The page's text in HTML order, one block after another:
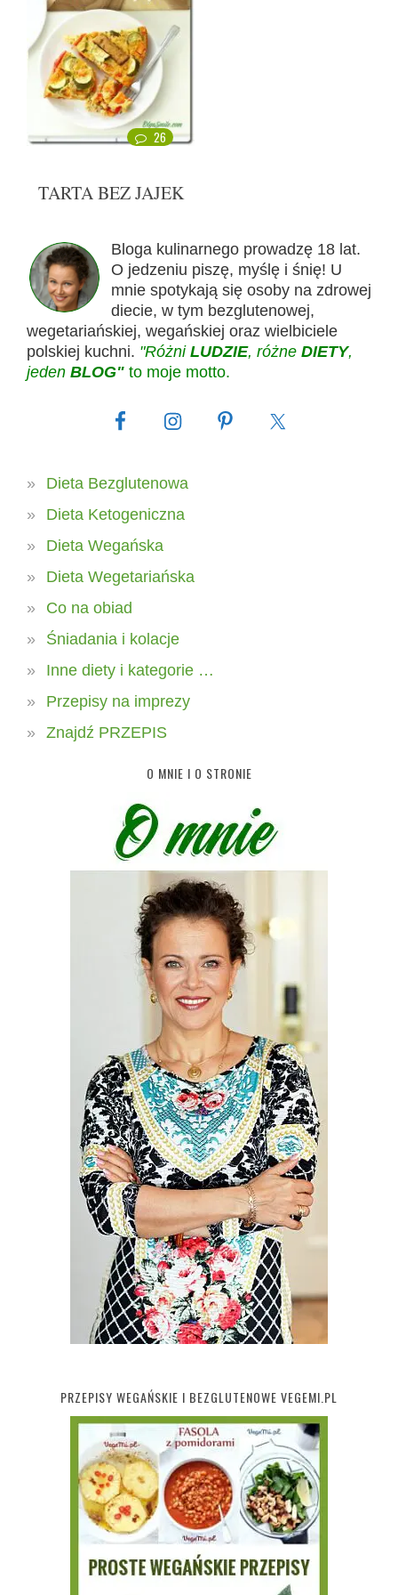
26
TARTA BEZ JAJEK
Bloga kulinarnego prowadzę 18 lat.
O jedzeniu piszę, myślę i śnię! U
mnie spotykają się osoby na zdrowej
diecie, w tym bezglutenowej,
wegetariańskiej, wegańskiej oraz wielbiciele
polskiej kuchni. "Różni LUDZIE, różne DIETY,
jeden BLOG" to moje motto.
Dieta Bezglutenowa
Dieta Ketogeniczna
Dieta Wegańska
Dieta Wegetariańska
Co na obiad
Śniadania i kolacje
Inne diety i kategorie …
Przepisy na imprezy
Znajdź PRZEPIS
O MNIE I O STRONIE
PRZEPISY WEGAŃSKIE I BEZGLUTENOWE VEGEMI.PL